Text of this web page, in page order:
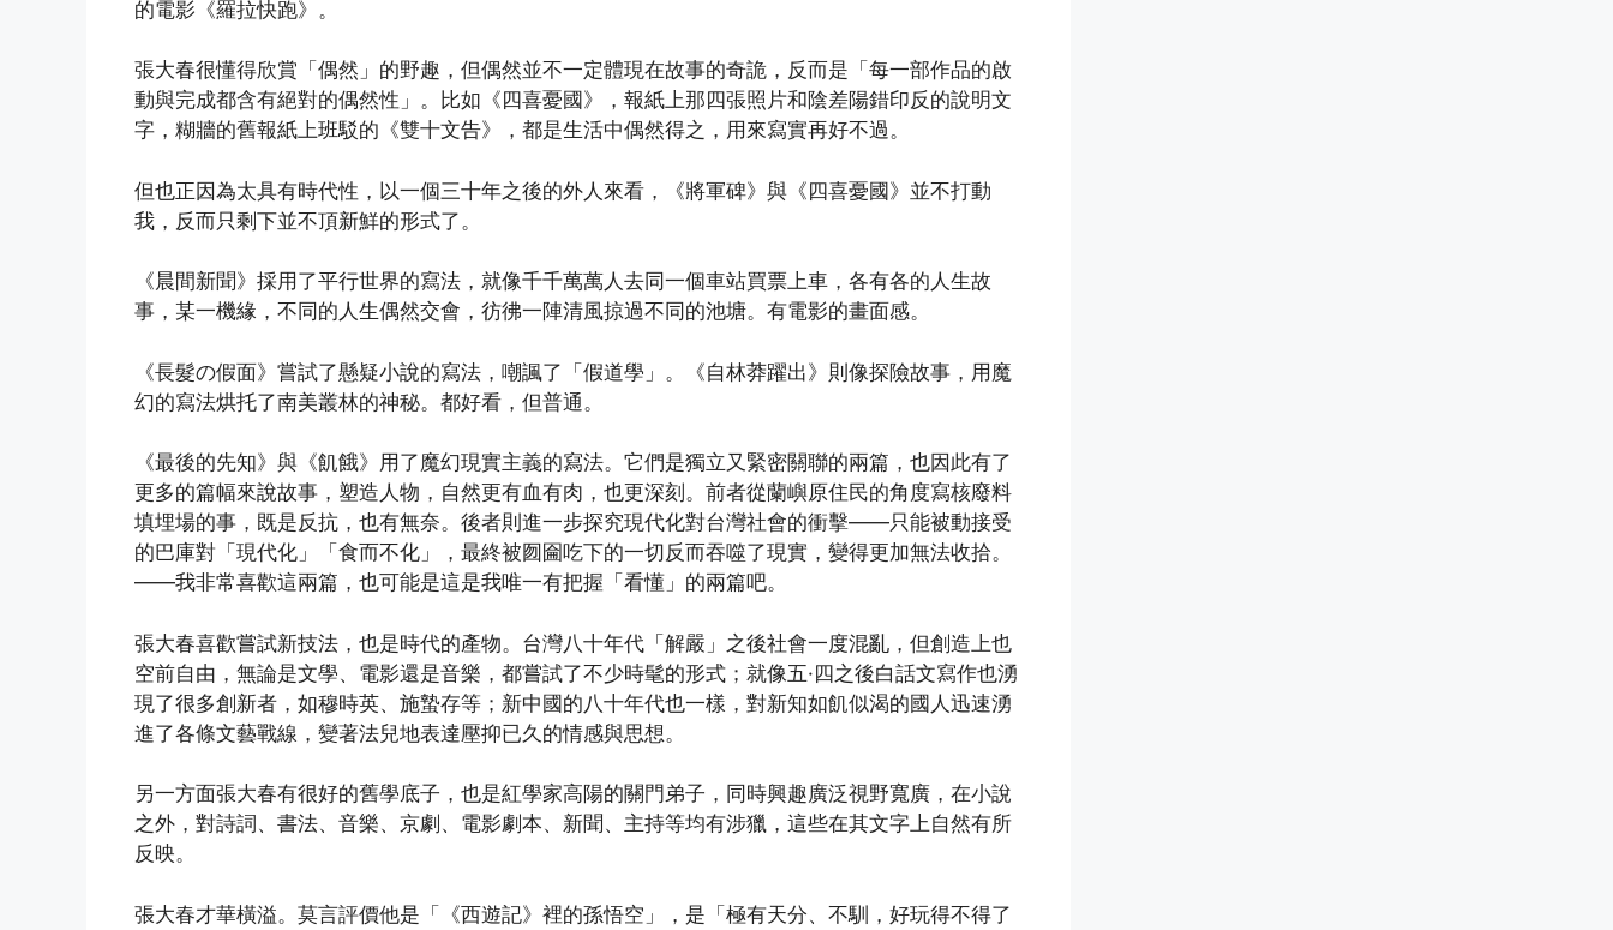
的電影《羅拉快跑》。
張大春很懂得欣賞「偶然」的野趣，但偶然並不一定體現在故事的奇詭，反而是「每一部作品的啟
動與完成都含有絕對的偶然性」。比如《四喜憂國》，報紙上那四張照片和陰差陽錯印反的說明文
字，糊牆的舊報紙上班駁的《雙十文告》，都是生活中偶然得之，用來寫實再好不過。
但也正因為太具有時代性，以一個三十年之後的外人來看，《將軍碑》與《四喜憂國》並不打動
我，反而只剩下並不頂新鮮的形式了。
《晨間新聞》採用了平行世界的寫法，就像千千萬萬人去同一個車站買票上車，各有各的人生故
事，某一機緣，不同的人生偶然交會，彷彿一陣清風掠過不同的池塘。有電影的畫面感。
《長髮の假面》嘗試了懸疑小說的寫法，嘲諷了「假道學」。《自林莽躍出》則像探險故事，用魔
幻的寫法烘托了南美叢林的神秘。都好看，但普通。
《最後的先知》與《飢餓》用了魔幻現實主義的寫法。它們是獨立又緊密關聯的兩篇，也因此有了
更多的篇幅來說故事，塑造人物，自然更有血有肉，也更深刻。前者從蘭嶼原住民的角度寫核廢料
填埋場的事，既是反抗，也有無奈。後者則進一步探究現代化對台灣社會的衝擊——只能被動接受
的巴庫對「現代化」「食而不化」，最終被囫圇吃下的一切反而吞噬了現實，變得更加無法收拾。
——我非常喜歡這兩篇，也可能是這是我唯一有把握「看懂」的兩篇吧。
張大春喜歡嘗試新技法，也是時代的產物。台灣八十年代「解嚴」之後社會一度混亂，但創造上也
空前自由，無論是文學、電影還是音樂，都嘗試了不少時髦的形式；就像五·四之後白話文寫作也湧
現了很多創新者，如穆時英、施蟄存等；新中國的八十年代也一樣，對新知如飢似渴的國人迅速湧
進了各條文藝戰線，變著法兒地表達壓抑已久的情感與思想。
另一方面張大春有很好的舊學底子，也是紅學家高陽的關門弟子，同時興趣廣泛視野寬廣，在小說
之外，對詩詞、書法、音樂、京劇、電影劇本、新聞、主持等均有涉獵，這些在其文字上自然有所
反映。
張大春才華橫溢。莫言評價他是「《西遊記》裡的孫悟空」，是「極有天分、不馴，好玩得不得了